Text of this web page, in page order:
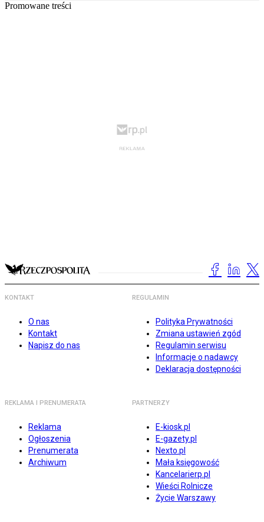
Promowane treści
KONTAKT
O nas
Kontakt
Napisz do nas
REGULAMIN
Polityka Prywatności
Zmiana ustawień zgód
Regulamin serwisu
Informacje o nadawcy
Deklaracja dostępności
REKLAMA I PRENUMERATA
Reklama
Ogłoszenia
Prenumerata
Archiwum
PARTNERZY
E-kiosk.pl
E-gazety.pl
Nexto.pl
Mała księgowość
Kancelarierp.pl
Wieści Rolnicze
Życie Warszawy